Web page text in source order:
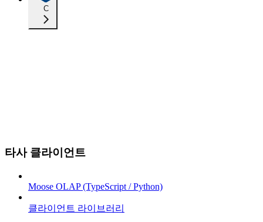
C
타사 클라이언트
Moose OLAP (TypeScript / Python)
클라이언트 라이브러리